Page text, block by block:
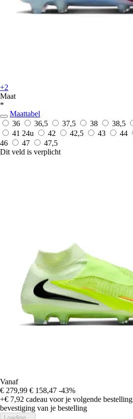
+2
Maat
*
Maattabel
36
36,5 37,5 38 38,5
41 24u 42 42,5 43 44
46
47
47,5
Dit veld is verplicht
Vanaf
€ 279,99 € 158,47 -43%
+€ 7,92 cadeau voor je volgende bestelling
bevestiging van je bestelling